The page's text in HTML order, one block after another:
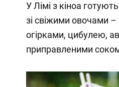
У Лімі з кіноа
зі свіжими овочами
огірками, цибулею,
приправленими